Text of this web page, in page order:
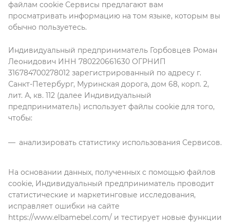
файлам cookie Сервисы предлагают вам
просматривать информацию на том языке, которым вы
обычно пользуетесь.
Индивидуальный предприниматель Горбовцев Роман
Леонидович ИНН 780220661630 ОГРНИП
316784700278012 зарегистрированный по адресу г.
Санкт-Петербург, Муринская дорога, дом 68, корп. 2,
лит. А, кв. 112 (далее Индивидуальный
предприниматель) использует файлы cookie для того,
чтобы:
анализировать статистику использования Сервисов.
На основании данных, полученных с помощью файлов
cookie, Индивидуальный предприниматель проводит
статистические и маркетинговые исследования,
исправляет ошибки на сайте
https://www.elbamebel.com/ и тестирует новые функции